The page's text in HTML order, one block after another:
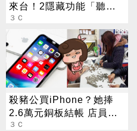
來台！2隱藏功能「聽見
心聲」?
３Ｃ
殺豬公買iPhone？她捧
2.6萬元銅板結帳 店員厭
世臉
３Ｃ